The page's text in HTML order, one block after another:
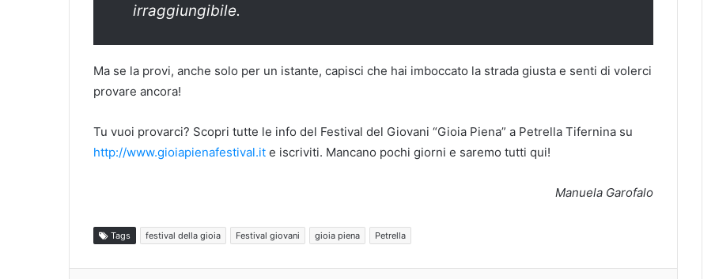
irraggiungibile.
Ma se la provi, anche solo per un istante, capisci che hai imboccato la strada giusta e senti di volerci
provare ancora!
Tu vuoi provarci? Scopri tutte le info del Festival del Giovani “Gioia Piena” a Petrella Tifernina su
http://www.gioiapienafestival.it e iscriviti. Mancano pochi giorni e saremo tutti qui!
Manuela Garofalo
Tags festival della gioia Festival giovani gioia piena Petrella